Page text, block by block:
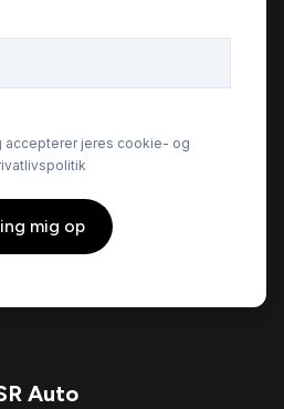
accepterer jeres cookie- og
mig op
Auto